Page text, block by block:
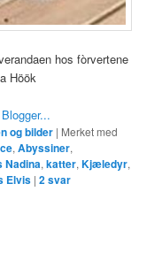
hos fòrvertene
Höök
og bilder | Merket med
,Abyssiner,
Nadina,katter,Kjæledyr,
Elvis |2svar